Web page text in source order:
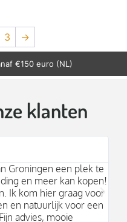
3 →
✓Verzonden binnen 2-4
klanten
Groningen een plek te
en meer kan kopen!
Ik kom hier graag voor
en natuurlijk voor een
advies, mooie